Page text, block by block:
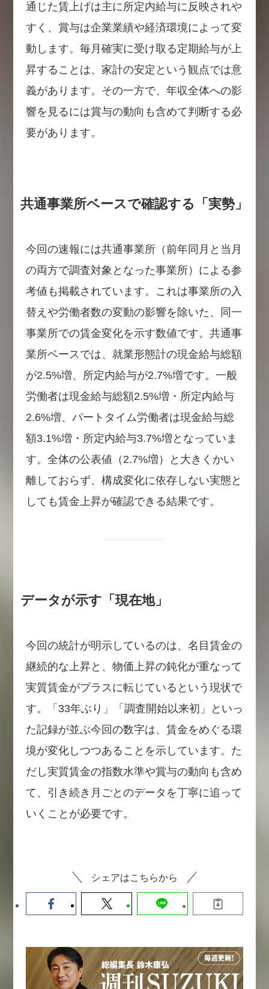
通じた賃上げは主に所定内給与に反映されや
すく、賞与は企業業績や経済環境によって変
動します。毎月確実に受け取る定期給与が上
昇することは、家計の安定という観点では意
義があります。その一方で、年収全体への影
響を見るには賞与の動向も含めて判断する必
要があります。
共通事業所ベースで確認する「実勢」
今回の速報には共通事業所（前年同月と当月
の両方で調査対象となった事業所）による参
考値も掲載されています。これは事業所の入
替えや労働者数の変動の影響を除いた、同一
事業所での賃金変化を示す数値です。共通事
業所ベースでは、就業形態計の現金給与総額
が2.5%増、所定内給与が2.7%増です。一般
労働者は現金給与総額2.5%増・所定内給与
2.6%増、パートタイム労働者は現金給与総
額3.1%増・所定内給与3.7%増となっていま
す。全体の公表値（2.7%増）と大きくかい
離しておらず、構成変化に依存しない実態と
しても賃金上昇が確認できる結果です。
データが示す「現在地」
今回の統計が明示しているのは、名目賃金の
継続的な上昇と、物価上昇の鈍化が重なって
実質賃金がプラスに転じているという現状で
す。「33年ぶり」「調査開始以来初」といっ
た記録が並ぶ今回の数字は、賃金をめぐる環
境が変化しつつあることを示しています。た
だし実質賃金の指数水準や賞与の動向も含め
て、引き続き月ごとのデータを丁寧に追って
いくことが必要です。
シェアはこちらから